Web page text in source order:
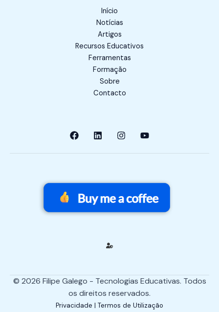
Início
Notícias
Artigos
Recursos Educativos
Ferramentas
Formação
Sobre
Contacto
© 2026 Filipe Galego - Tecnologias Educativas. Todos
os direitos reservados.
Privacidade | Termos de Utilização